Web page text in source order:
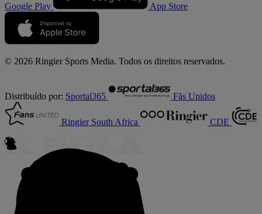
Google Play App Store
© 2026 Ringier Sports Media. Todos os direitos reservados.
Distribuído por: Sportal365 Fãs Unidos
Ringier South Africa CDE